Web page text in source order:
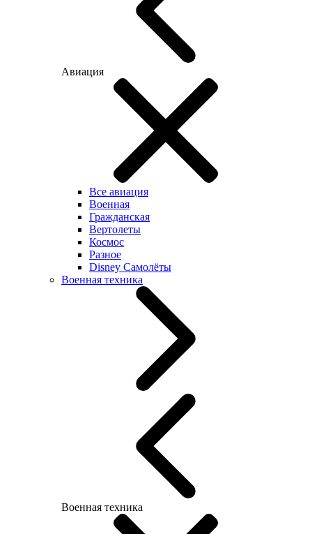
Авиация
Все авиация
Военная
Гражданская
Вертолеты
Космос
Разное
Disney Самолёты
Военная техника
Военная техника